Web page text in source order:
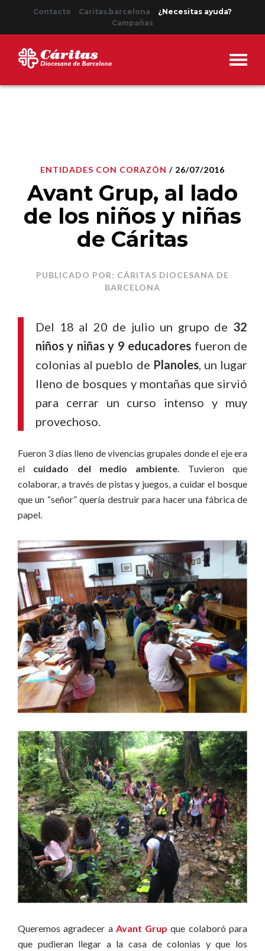
Contacto Caritas.barcelona
¿Necesitas ayuda?
Campañas
ENTIDADES CON CORAZÓN / 26/07/2016
Avant Grup, al lado
de los niños y niñas
de Cáritas
PUBLICADO POR: CÁRITAS DIOCESANA DE
BARCELONA
Del 18 al 20 de julio un grupo de 32
niños y niñas y 9 educadores fueron de
colonias al pueblo de Planoles, un lugar
lleno de bosques y montañas que sirvió
para cerrar un curso intenso y muy
provechoso.
Fueron 3 días lleno de vivencias grupales donde el eje era
el cuidado del medio ambiente. Tuvieron que
colaborar, a través de pistas y juegos, a cuidar el bosque
que un “señor” quería destruir para hacer una fábrica de
papel.
Queremos agradecer a Avant Grup que colaboró para
que pudieran llegar a la casa de colonias y que los